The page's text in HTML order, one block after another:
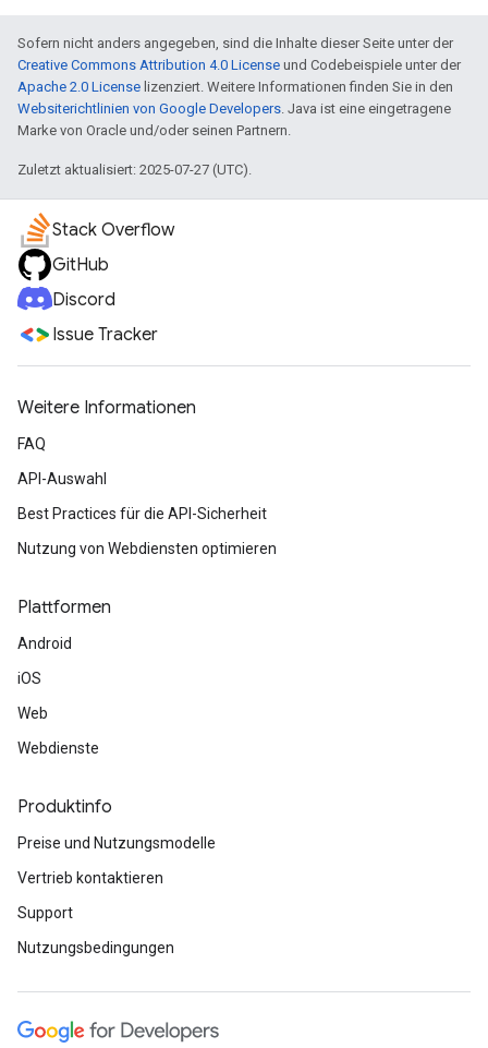
Sofern nicht anders angegeben, sind die Inhalte dieser Seite unter der
Creative Commons Attribution 4.0 License und Codebeispiele unter der
Apache 2.0 License lizenziert. Weitere Informationen finden Sie in den
Websiterichtlinien von Google Developers. Java ist eine eingetragene
Marke von Oracle und/oder seinen Partnern.
Zuletzt aktualisiert: 2025-07-27 (UTC).
Stack Overflow
GitHub
Discord
Issue Tracker
Weitere Informationen
FAQ
API-Auswahl
Best Practices für die API-Sicherheit
Nutzung von Webdiensten optimieren
Plattformen
Android
iOS
Web
Webdienste
Produktinfo
Preise und Nutzungsmodelle
Vertrieb kontaktieren
Support
Nutzungsbedingungen